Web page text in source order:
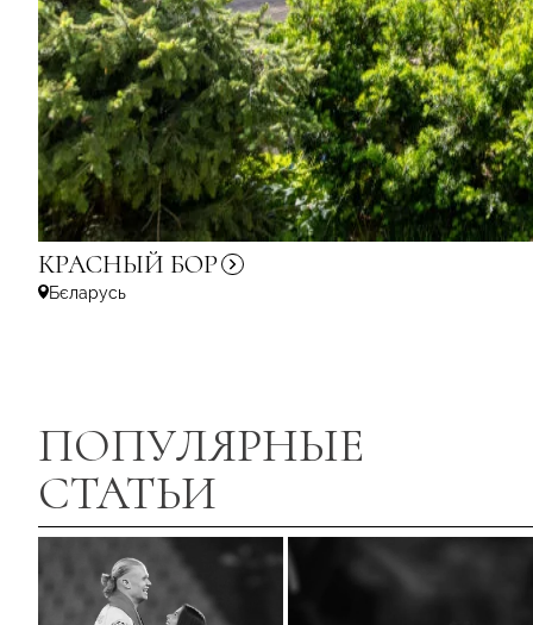
КРАСНЫЙ БОР
Бєларусь
ПОПУЛЯРНЫЕ
СТАТЬИ